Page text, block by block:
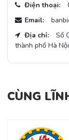
Điện thoại:
Email:
Địa chỉ:
Số
thành phố Hà Nội
CÙNG